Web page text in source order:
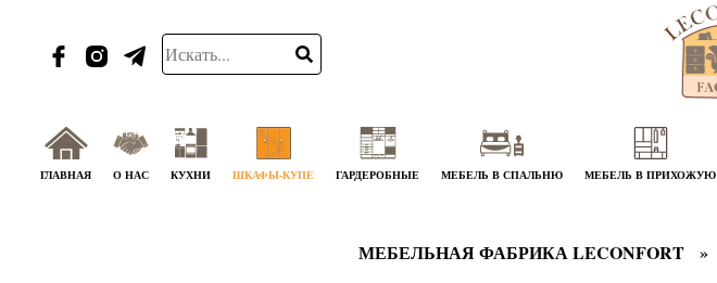
ГЛАВНАЯ О НАС КУХНИ ШКАФЫ-КУПЕ ГАРДЕРОБНЫЕ МЕБЕЛЬ В СПАЛЬНЮ МЕБЕЛЬ В ПРИХОЖУЮ
МЕБЕЛЬНАЯ ФАБРИКА LECONFORT